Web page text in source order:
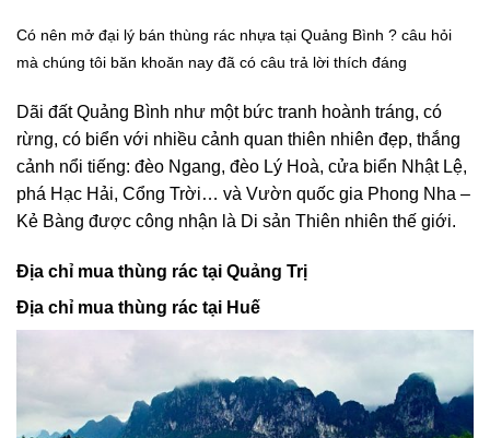
Có nên mở đại lý bán thùng rác nhựa tại Quảng Bình ? câu hỏi
mà chúng tôi băn khoăn nay đã có câu trả lời thích đáng
Dãi đất Quảng Bình như một bức tranh hoành tráng, có
rừng, có biển với nhiều cảnh quan thiên nhiên đẹp, thắng
cảnh nổi tiếng: đèo Ngang, đèo Lý Hoà, cửa biển Nhật Lệ,
phá Hạc Hải, Cổng Trời… và Vườn quốc gia Phong Nha –
Kẻ Bàng được công nhận là Di sản Thiên nhiên thế giới.
Địa chỉ mua thùng rác tại Quảng Trị
Địa chỉ mua thùng rác tại Huế